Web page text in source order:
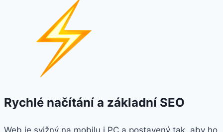
Rychlé načítání a základní SEO